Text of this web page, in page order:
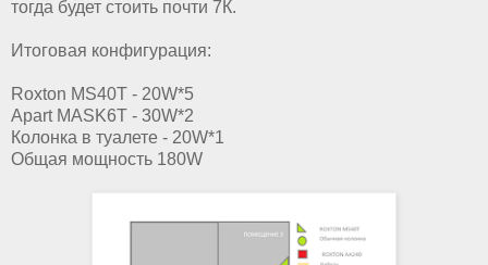
тогда будет стоить почти 7К.
Итоговая конфигурация:
Roxton MS40T - 20W*5
Apart MASK6T - 30W*2
Колонка в туалете - 20W*1
Общая мощность 180W